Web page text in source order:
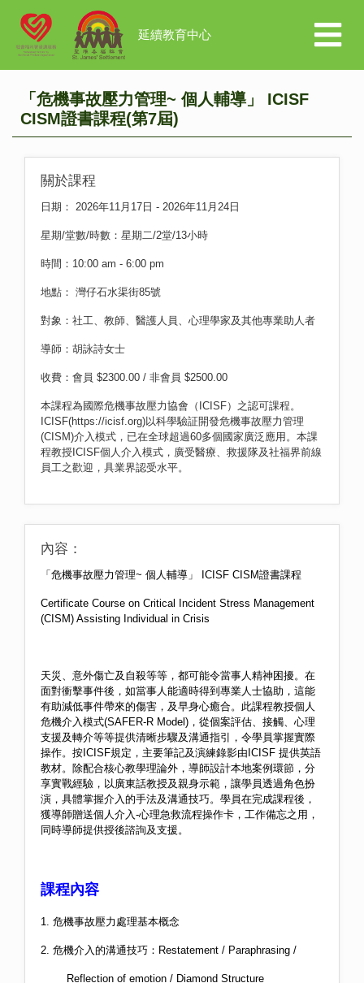
延續教育中心
「危機事故壓力管理~ 個人輔導」 ICISF
CISM證書課程(第7屆)
關於課程
日期： 2026年11月17日 - 2026年11月24日
星期/堂數/時數：星期二/2堂/13小時
時間：10:00 am - 6:00 pm
地點： 灣仔石水渠街85號
對象：社工、教師、醫護人員、心理學家及其他專業助人者
導師：胡詠詩女士
收費：會員 $2300.00 / 非會員 $2500.00
本課程為國際危機事故壓力協會（ICISF）之認可課程。
ICISF(https://icisf.org)以科學驗証開發危機事故壓力管理
(CISM)介入模式，已在全球超過60多個國家廣泛應用。本課
程教授ICISF個人介入模式，廣受醫療、救援隊及社福界前線
員工之歡迎，具業界認受水平。
內容：
「危機事故壓力管理~個人輔導」 ICISF CISM證書課程
Certificate Course on Critical Incident Stress Management
(CISM) Assisting Individual in Crisis
天災、意外傷亡及自殺等等，都可能令當事人精神困擾。在
面對衝擊事件後，如當事人能適時得到專業人士協助，這能
有助減低事件帶來的傷害，及早身心癒合。此課程教授個人
危機介入模式(SAFER-R Model) ，從個案評估、接觸、心理
支援及轉介等等提供清晰步驟及溝通指引，令學員掌握實際
操作。按ICISF規定，主要筆記及演練錄影由ICISF提供英語
教材。除配合核心教學理論外，導師設計本地案例環節，分
享實戰經驗，以廣東話教授及親身示範，讓學員透過角色扮
演，具體掌握介入的手法及溝通技巧。學員在完成課程後，
獲導師贈送個人介入-心理急救流程操作卡，工作備忘之用，
同時導師提供授後諮詢及支援。
課程內容
1.危機事故壓力處理基本概念
2.危機介入的溝通技巧： Restatement / Paraphrasing /
Reflection of emotion / Diamond Structure